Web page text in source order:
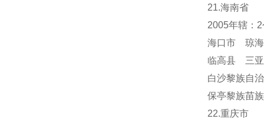
21.海南省
2005年辖：
海口市 琼
临高县 三
白沙黎族自
保亭黎族苗
22.重庆市